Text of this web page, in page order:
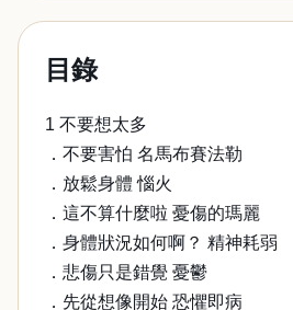
目錄
1 不要想太多
．不要害怕 名馬布賽法勒
．放鬆身體 惱火
．這不算什麼啦 憂傷的瑪麗
．身體狀況如何啊？ 精神耗弱
．悲傷只是錯覺 憂鬱
．先從想像開始 恐懼即病